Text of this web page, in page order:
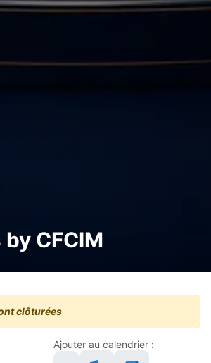
CFCIM
clôturées
Ajouter au calendrier :